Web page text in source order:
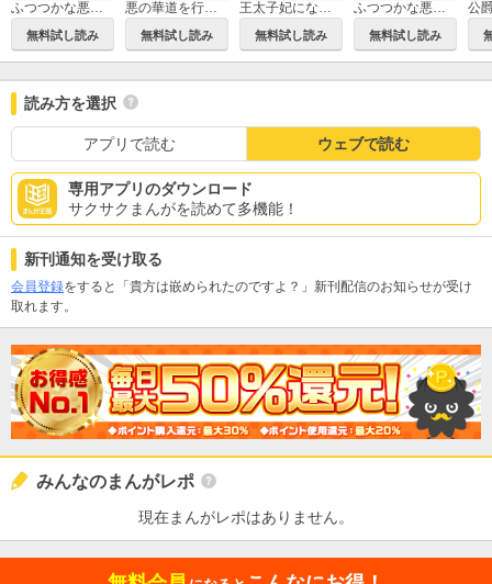
ふつつかな悪女ではございますが ～雛宮蝶鼠とりかえ伝～
無料試し読み
悪の華道を行きましょう【コミックス版】
無料試し読み
王太子妃になんてなりたくない!! 婚約者編
無料試し読み
ふつつかな悪女ではございますが ～雛宮蝶鼠とりかえ伝～ 連載版
無料試し読み
読み方を選択
アプリで読む ウェブで読む
専用アプリのダウンロード
サクサクまんがを読めて多機能！
新刊通知を受け取る
会員登録をすると「貴方は嵌められたのですよ？」新刊配信のお知らせが受け
取れます。
みんなのまんがレポ
現在まんがレポはありません。